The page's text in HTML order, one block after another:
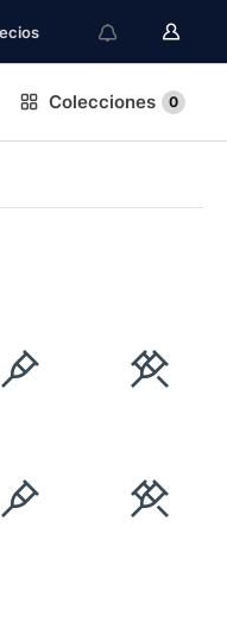
Colecciones 0